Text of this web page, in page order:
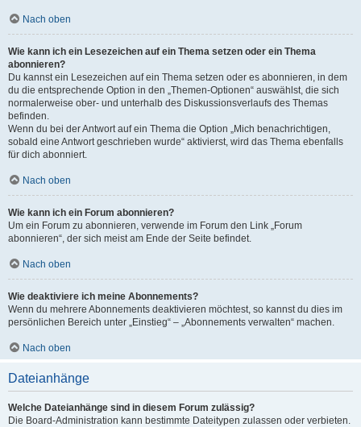
Nach oben
Wie kann ich ein Lesezeichen auf ein Thema setzen oder ein Thema
abonnieren?
Du kannst ein Lesezeichen auf ein Thema setzen oder es abonnieren, in dem
du die entsprechende Option in den „Themen-Optionen“ auswählst, die sich
normalerweise ober- und unterhalb des Diskussionsverlaufs des Themas
befinden.
Wenn du bei der Antwort auf ein Thema die Option „Mich benachrichtigen,
sobald eine Antwort geschrieben wurde“ aktivierst, wird das Thema ebenfalls
für dich abonniert.
Nach oben
Wie kann ich ein Forum abonnieren?
Um ein Forum zu abonnieren, verwende im Forum den Link „Forum
abonnieren“, der sich meist am Ende der Seite befindet.
Nach oben
Wie deaktiviere ich meine Abonnements?
Wenn du mehrere Abonnements deaktivieren möchtest, so kannst du dies im
persönlichen Bereich unter „Einstieg“ – „Abonnements verwalten“ machen.
Nach oben
Dateianhänge
Welche Dateianhänge sind in diesem Forum zulässig?
Die Board-Administration kann bestimmte Dateitypen zulassen oder verbieten.